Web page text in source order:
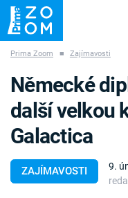
ZÁHADY VETŘELCI
Témata
Prima Zoom ■ Zajímavosti
ZAJÍMAVOSTI
9.
Německé
další velkou
Galactica